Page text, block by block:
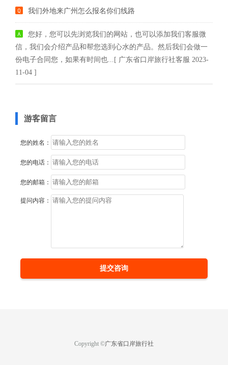
我们外地来广州怎么报名你们线路
您好，您可以先浏览我们的网站，也可以添加我们客服微
信，我们会介绍产品和帮您选到心水的产品。然后我们会做一
份电子合同您，如果有时间也...[ 广东省口岸旅行社客服 2023-
11-04 ]
游客留言
您的姓名：
您的电话：
您的邮箱：
提问内容：
提交咨询
Copyright ©广东省口岸旅行社